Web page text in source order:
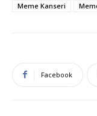
Meme Kanseri
Facebook